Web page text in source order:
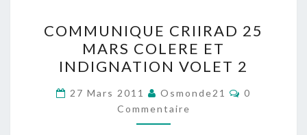
CRIIRAD
25
MARS
COLERE
ET
INDIGNATION
COMMUNIQUE CRIIRAD 25
MARS COLERE ET
INDIGNATION VOLET 2
27 Mars 2011 Osmonde21
0
Commentaire